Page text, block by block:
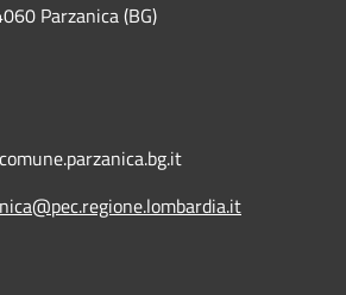
Parzanica (BG)